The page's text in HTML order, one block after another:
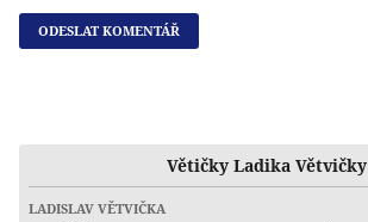
Větičky Ladika Větvičky
LADISLAV VĚTVIČKA